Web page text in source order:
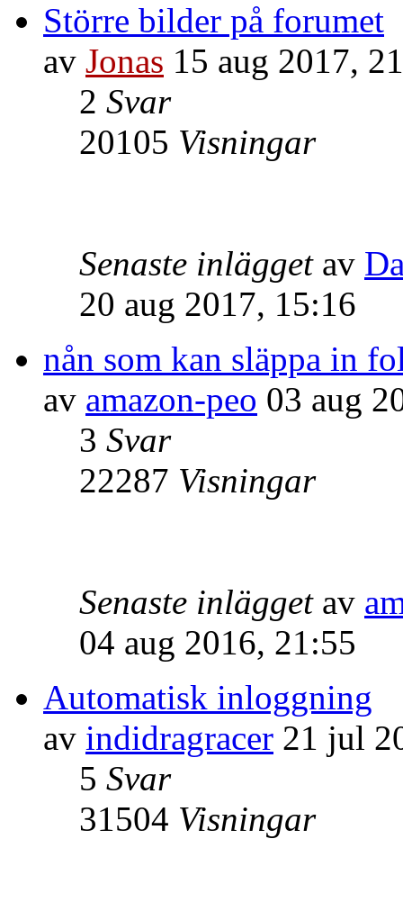
Större bilder på forumet
av Jonas 15 aug 2017,
2 Svar
20105 Visningar
Senaste inlägget av
20 aug 2017, 15:16
nån som kan släppa in
av amazon-peo 03 aug
3 Svar
22287 Visningar
Senaste inlägget av
04 aug 2016, 21:55
Automatisk inloggning
av indidragracer 21 jul
5 Svar
31504 Visningar